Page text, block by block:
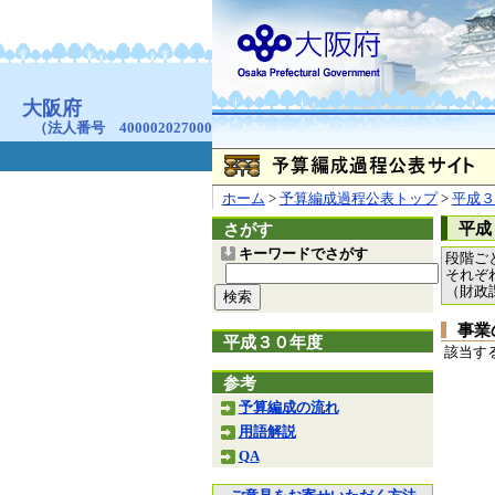
ホーム > 予算編成過程公表トップ> 平成
さがす
キーワードでさがす
平成３０年度
参考
予算編成の流れ
用語解説
QA
平
段階ご
それぞ
（財
事業
該当す
お問合せ 個人情報の取り扱
大阪府
（法人番号 4000020270008）
本庁 〒540-8570 大阪市
咲洲庁舎
〒559-8555 大阪市
© Copyright 2003-2026